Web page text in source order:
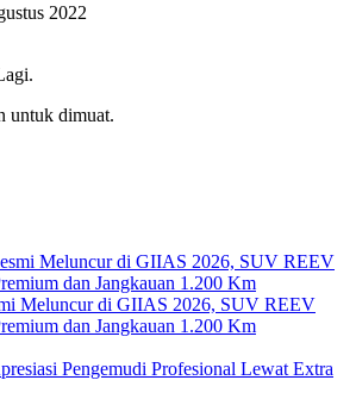
2022
untuk dimuat.
Meluncur di GIIAS 2026, SUV REEV
dan Jangkauan 1.200 Km